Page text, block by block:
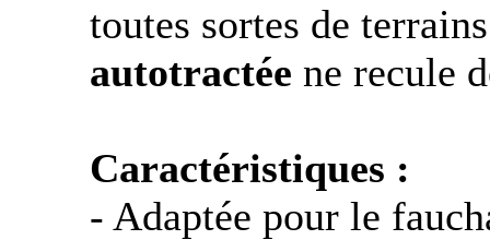
toutes sortes de
autotractée ne recule
Caractéristiques :
- Adaptée pour le